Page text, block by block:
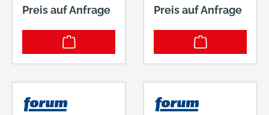
Preis auf Anfrage Preis auf Anfrage